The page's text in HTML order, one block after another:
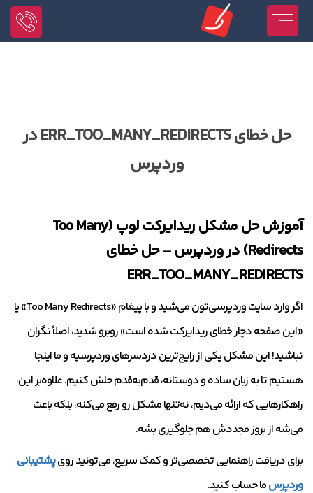
حل خطای ERR_TOO_MANY_REDIRECTS در
وردپرس
آموزش حل مشکل ریدایرکت لوپ (Too Many
Redirects) در وردپرس – حل خطای
ERR_TOO_MANY_REDIRECTS
اگر وارد سایت وردپرسی‌تون می‌شید و با پیغام «Too Many Redirects» یا
«این صفحه دچار خطای ریدایرکت شده است» روبرو شدید، اصلاً نگران
نباشید! این مشکل یکی از رایج‌ترین دردسرهای وردپرسیه و ما اینجا
هستیم تا به زبان ساده و دوستانه، قدم‌به‌قدم حلش کنیم. علاوه‌بر این،
راهکارهایی که ارائه می‌دیم، نه‌تنها مشکل رو رفع می‌کنه، بلکه باعث
می‌شه از بروز مجددش هم جلوگیری بشه.
برای دریافت راهنمایی تخصصی‌تر و کمک سریع، می‌تونید رویپشتیبانی
وردپرسما حساب کنید.